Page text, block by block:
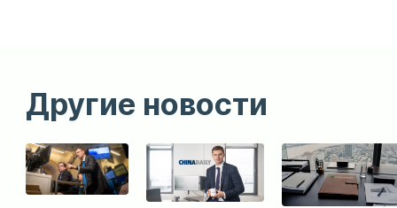
Другие новости